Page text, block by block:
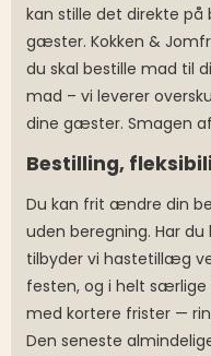
kan stille det direkte
gæster. Kokken &
du skal bestille mad til
mad – vi leverer
dine gæster. Smagen
Bestilling,
Du kan frit ændre din
uden beregning. Har
tilbyder vi hastetillæg
festen, og i helt
med kortere frister —
Den seneste